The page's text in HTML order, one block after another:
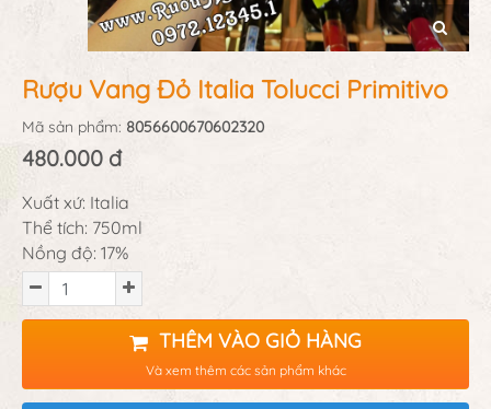
Rượu Vang Đỏ Italia Tolucci Primitivo
Mã sản phẩm: 8056600670602320
480.000 đ
Xuất xứ: Italia
Thể tích: 750ml
Nồng độ: 17%
THÊM VÀO GIỎ HÀNG
Và xem thêm các sản phẩm khác